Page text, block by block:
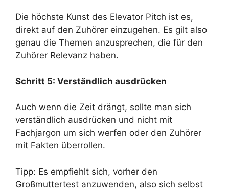
Die höchste Kunst des Elevator Pitch ist es,
direkt auf den Zuhörer einzugehen. Es gilt also
genau die Themen anzusprechen, die für den
Zuhörer Relevanz haben.
Schritt 5: Verständlich ausdrücken
Auch wenn die Zeit drängt, sollte man sich
verständlich ausdrücken und nicht mit
Fachjargon um sich werfen oder den Zuhörer
mit Fakten überrollen.
Tipp: Es empfiehlt sich, vorher den
Großmuttertest anzuwenden, also sich selbst